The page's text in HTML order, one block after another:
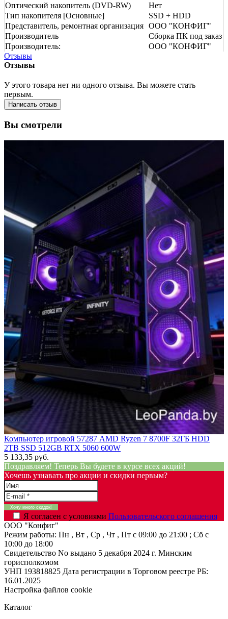
Оптический накопитель (DVD-RW)
Нет
Тип накопителя [Основные]
SSD + HDD
Представитель, ремонтная организация ООО "КОНФИГ"
Производитель
Сборка ПК под заказ
Производитель:
ООО "КОНФИГ"
Отзывы
Отзывы
У этого товара нет ни одного отзыва. Вы можете стать
первым.
Написать отзыв
Вы смотрели
Компьютер игровой 57287 AMD Ryzen 7 8700F 32ГБ HDD
2TB SSD 512GB RTX 5060 600W
5 133,35 руб.
Поздравляем! Теперь Вы будете в курсе всех акций!
Хочешь узнавать про акции и скидки первым?
Я согласен с условиями Пользовательского соглашения
ООО "Конфиг"
Режим работы: Пн , Вт , Ср , Чт , Пт c 09:00 до 21:00 ; Сб c
10:00 до 18:00
Свидетельство No выдано 5 декабря 2024 г. Минским
горисполкомом
УНП 193818825 Дата регистрации в Торговом реестре РБ:
16.01.2025
Настройка файлов cookie
Каталог